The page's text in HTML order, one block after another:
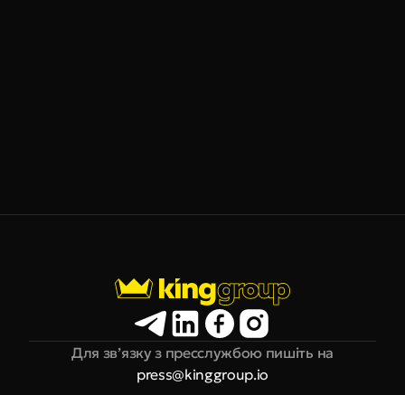
Для зв’язку з пресслужбою пишіть на
press@kinggroup.io